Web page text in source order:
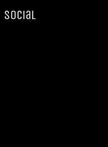
Social